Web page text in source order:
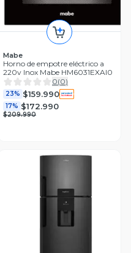
Mabe
Horno de empotre eléctrico a
220v Inox Mabe HM6031EXAI0
0(0)
23% $159.990
17% $172.990
$209.990